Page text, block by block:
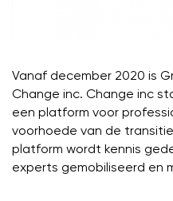
Vanaf december 2020 is
Change inc. Change inc
een platform voor
voorhoede van de
platform wordt kennis
experts gemobiliseerd en